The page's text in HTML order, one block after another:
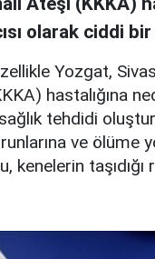
olarak ciddi
Yozgat,
hastalığına
sağlık tehdidi
ve
kenelerin